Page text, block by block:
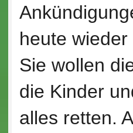
heute
Sie wollen
die Kinder
alles retten.